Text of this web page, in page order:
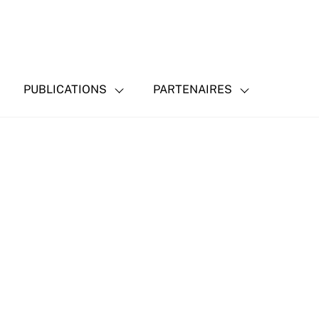
PUBLICATIONS PARTENAIRES